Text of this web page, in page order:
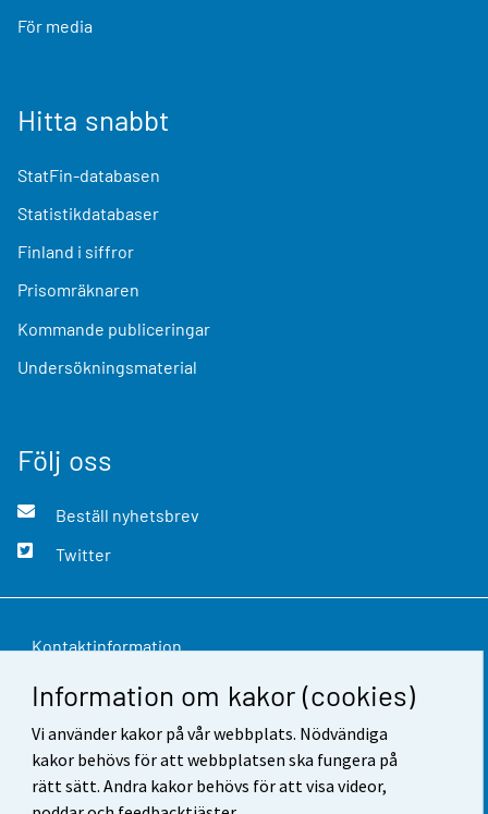
Information om kakor (cookies)
Vi använder kakor på vår webbplats. Nödvändiga
kakor behövs för att webbplatsen ska fungera på
rätt sätt. Andra kakor behövs för att visa videor,
För media
Hitta snabbt
StatFin-databasen
Statistikdatabaser
Finland i siffror
Prisomräknaren
Kommande publiceringar
Undersökningsmaterial
Följ oss
Beställ nyhetsbrev
Twitter
Kontaktinformation
Respons
Användarvillkor
Dataskydd